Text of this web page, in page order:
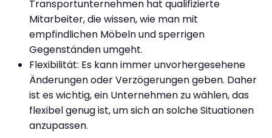
Transportunternehmen hat qualifizierte
Mitarbeiter, die wissen, wie man mit
empfindlichen Möbeln und sperrigen
Gegenständen umgeht.
Flexibilität: Es kann immer unvorhergesehene
Änderungen oder Verzögerungen geben. Daher
ist es wichtig, ein Unternehmen zu wählen, das
flexibel genug ist, um sich an solche Situationen
anzupassen.